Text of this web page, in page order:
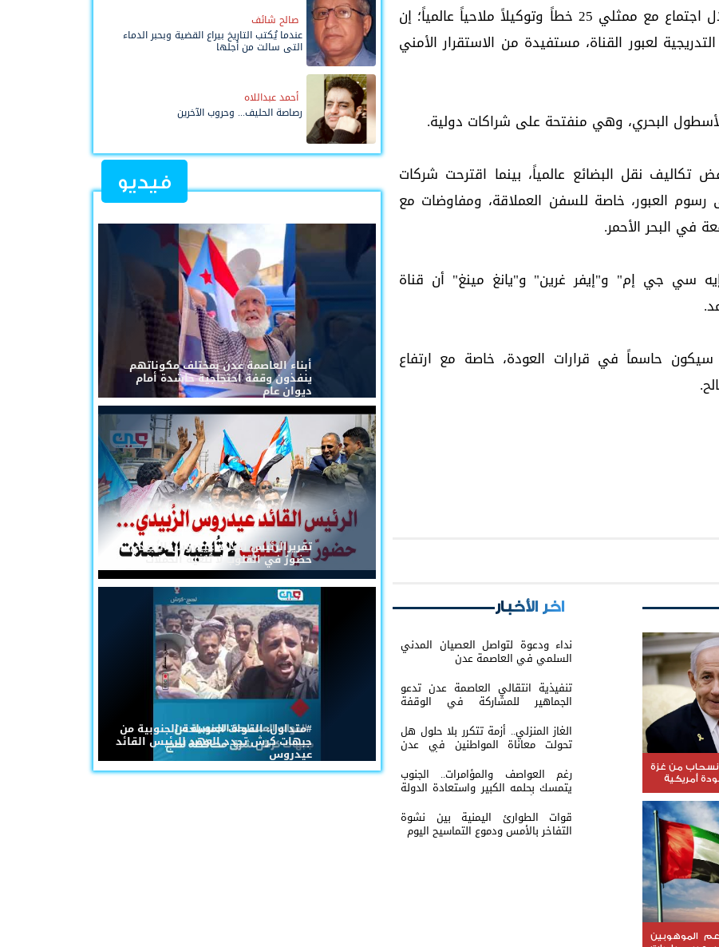
وقال الفريق أسامة ربيع، رئيس الهيئة، خلال اجتماع مع ممثلي 25 خطاً وتوكيلاً ملاحياً عالمياً؛ إن
لعبور القناة، مستفيدة من الاستقرار الأمني
البحري، وهي منفتحة على شراكات دولية.
تكاليف نقل البضائع عالمياً، بينما اقترحت شركات
العبور، خاصة للسفن العملاقة، ومفاوضات مع
في البحر الأحمر.
جي إم" و"إيفر غرين" و"يانغ مينغ" أن قناة
سيكون حاسماً في قرارات العودة، خاصة مع ارتفاع
من غزة
أمريكية
الموهوبين
اخر الأخبار
نداء ودعوة لتواصل العصيان المدني
السلمي في العاصمة عدن
تنفيذية انتقالي العاصمة عدن تدعو
الجماهير للمشاركة في الوقفة
التضامنية مع المعتقل البطل معين
المقرحي
الغاز المنزلي.. أزمة تتكرر بلا حلول هل
تحولت معاناة المواطنين في عدن
والمحافظات إلى ورقة ضغط أم نتيجة
لفشل الإدارة؟
رغم العواصف والمؤامرات.. الجنوب
يتمسك بحلمه الكبير واستعادة الدولة
باتت عنوانًا لمرحلة الصمود
قوات الطوارئ اليمنية بين نشوة
التفاخر بالأمس ودموع التماسيح اليوم
صالح شائف
عندما يُكتب التاريخ بيراع القضية وبحبر الدماء
التي سالت من أجلها
أحمد عبداللاه
رصاصة الحليف... وحروب الآخرين
فيديو
أبناء العاصمة عدن بمختلف مكوناتهم
ينفذون وقفة احتجاجية حاشدة أمام
ديوان عام
تقريرالرئيس القائد عيدروس الزُبيدي...
حضورٌ في القلوب لا تُلغيه الحملات
#متداول: القوات المسلحة الجنوبية من
جبهات كرش تجدد العهد للرئيس القائد
عيدروس